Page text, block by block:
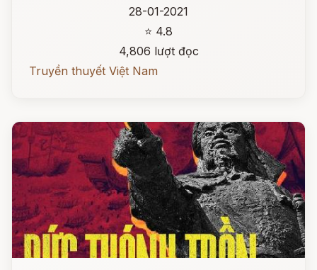
28-01-2021
⭐ 4.8
4,806 lượt đọc
Truyền thuyết Việt Nam